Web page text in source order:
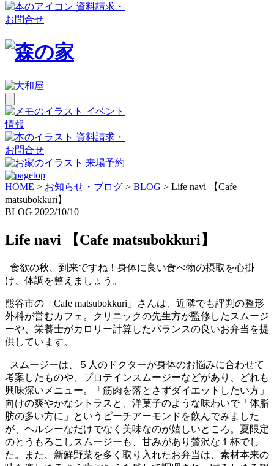
資料請求・
お問合せ
イベント
情報
資料請求・
お問合せ
来場予約
HOME > お知らせ・ブログ > BLOG > Life navi 【Cafe
matsubokkuri】
BLOG 2022/10/10
Life navi 【Cafe matsubokkuri】
食欲の秋、到来ですね！身体に良い食べ物の摂取を心掛
け、体調を整えましょう。
熊谷市の「Cafe matsubokkuri」さんは、近隣でも評判の整形
外科が営むカフェ。クリニックの先生方が監修したスムージ
ーや、栄養士がカロリー計算したバランスの良いお弁当を提
供しています。
スムージーは、５人のドクターが身体のお悩みに合わせて
考案したものや、プロテインスムージーなどがあり、どれも
興味深いメニュー。「筋肉を落とさずダイエットしたい方」
向けの爽やかなシトラスと、洋菓子のような味わいで「体脂
肪の多い方に」というピーチアーモンドを飲んでみました
が、ヘルシーなだけでなく美味なのが嬉しいところ。夏限定
のとうもろこしスムージーも、甘みがあり贅沢な１杯でし
た。また、新鮮野菜を多く取り入れたお弁当は、素材本来の